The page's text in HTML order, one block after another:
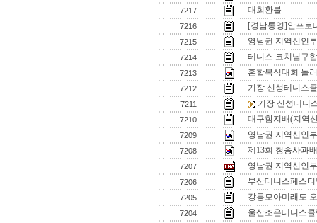
7217 대회환불
7216 [경남통영]안프로
7215 영남권 지역신인부
7214 테니스 코치님구
7213 혼합복식대회 놀
7212 기장 신성테니스
7211 기장 신성테니
7210 대구함지배(지역
7209 영남권 지역신인
7208 제13회 청송사과
7207 영남권 지역신인
7206 부산테니스페스
7205 강릉모아미래도
7204 울산조은테니스